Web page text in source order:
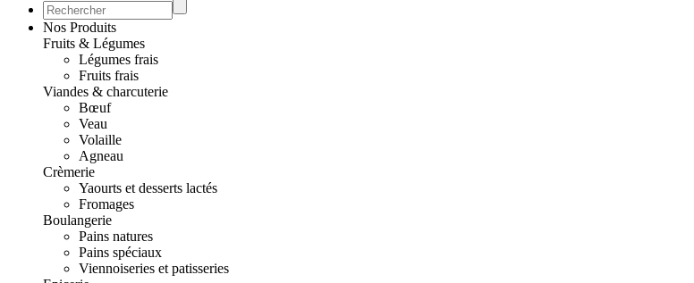
Nos Produits
Fruits & Légumes
Légumes frais
Fruits frais
Viandes & charcuterie
Bœuf
Veau
Volaille
Agneau
Crèmerie
Yaourts et desserts lactés
Fromages
Boulangerie
Pains natures
Pains spéciaux
Viennoiseries et patisseries